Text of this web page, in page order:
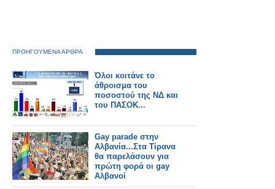
ΠΡΟΗΓΟΥΜΕΝΑ ΑΡΘΡΑ
Όλοι κοιτάνε το
άθροισμα του
ποσοστού της ΝΔ και
του ΠΑΣΟΚ...
Gay parade στην
Αλβανία...Στα Τίρανα
θα παρελάσουν για
πρώτη φορά οι gay
Αλβανοί